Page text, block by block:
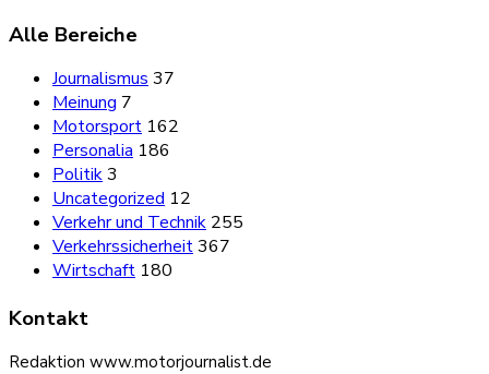
Alle Bereiche
Journalismus 37
Meinung 7
Motorsport 162
Personalia 186
Politik3
Uncategorized 12
Verkehr und Technik 255
Verkehrssicherheit367
Wirtschaft 180
Kontakt
Redaktion www.motorjournalist.de